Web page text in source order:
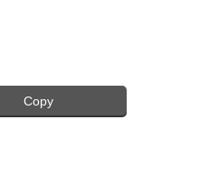
Copy